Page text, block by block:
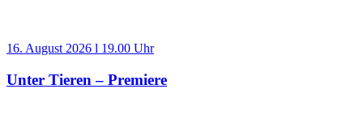
16. August 2026 l 19.00 Uhr
Unter Tieren – Premiere